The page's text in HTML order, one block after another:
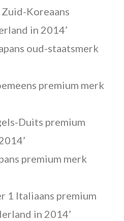
Zuid-Koreaans
in 2014’
oud-staatsmerk
premium merk
Duits premium
premium merk
1 Italiaans premium
in 2014’